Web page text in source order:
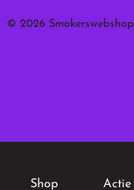
© 2026 Smokerswebshop
Shop Actie